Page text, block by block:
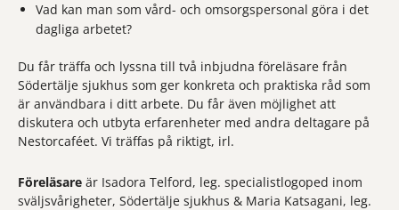
Vad kan man som vård- och omsorgspersonal göra i det
dagliga arbetet?
Du får träffa och lyssna till två inbjudna föreläsare från
Södertälje sjukhus som ger konkreta och praktiska råd som
är användbara i ditt arbete. Du får även möjlighet att
diskutera och utbyta erfarenheter med andra deltagare på
Nestorcaféet. Vi träffas på riktigt, irl.
Föreläsare är Isadora Telford, leg. specialistlogoped inom
sväljsvårigheter, Södertälje sjukhus & Maria Katsagani, leg.